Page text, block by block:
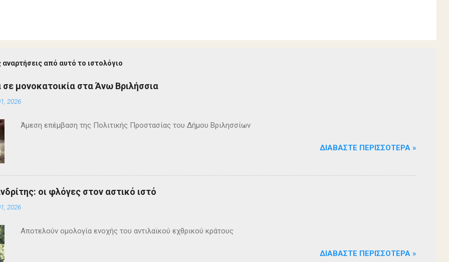
αναρτήσεις από αυτό το ιστολόγιο
σε μονοκατοικία στα Άνω Βριλήσσια
2026
Άμεση επέμβαση της Πολιτικής Προστασίας του Δήμου Βριλησσίων
ΔΙΑΒΆΣΤΕ ΠΕΡΙΣΣΌΤΕΡΑ »
οι φλόγες στον αστικό ιστό
2026
Αποτελούν ομολογία ενοχής του αντιλαϊκού εχθρικού κράτους
ΔΙΑΒΆΣΤΕ ΠΕΡΙΣΣΌΤΕΡΑ »